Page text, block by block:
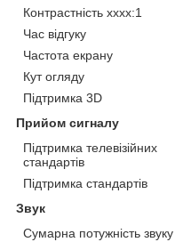
Контрастність хххх:1
Час відгуку
Частота екрану
Кут огляду
Підтримка 3D
Прийом сигналу
Підтримка телевізійних
стандартів
Підтримка стандартів
Звук
Сумарна потужність звуку